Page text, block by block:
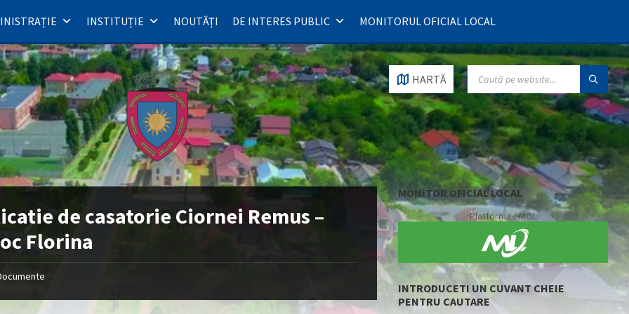
INSTITUȚIE NOUTĂȚI DE INTERES PUBLIC MONITORUL OFICIAL LOCAL
HARTĂ
SEARCH:
de casatorie Ciornei Remus –
Florina
MONITOR OFICIAL LOCAL
Platforma eMOL
INTRODUCETI UN CUVANT CHEIE
PENTRU CAUTARE